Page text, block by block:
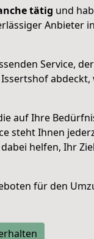
tätig und
Anbieter in
Service,
abdeckt,
auf Ihre
steht Ihnen
helfen, Ihr Ziel
für den